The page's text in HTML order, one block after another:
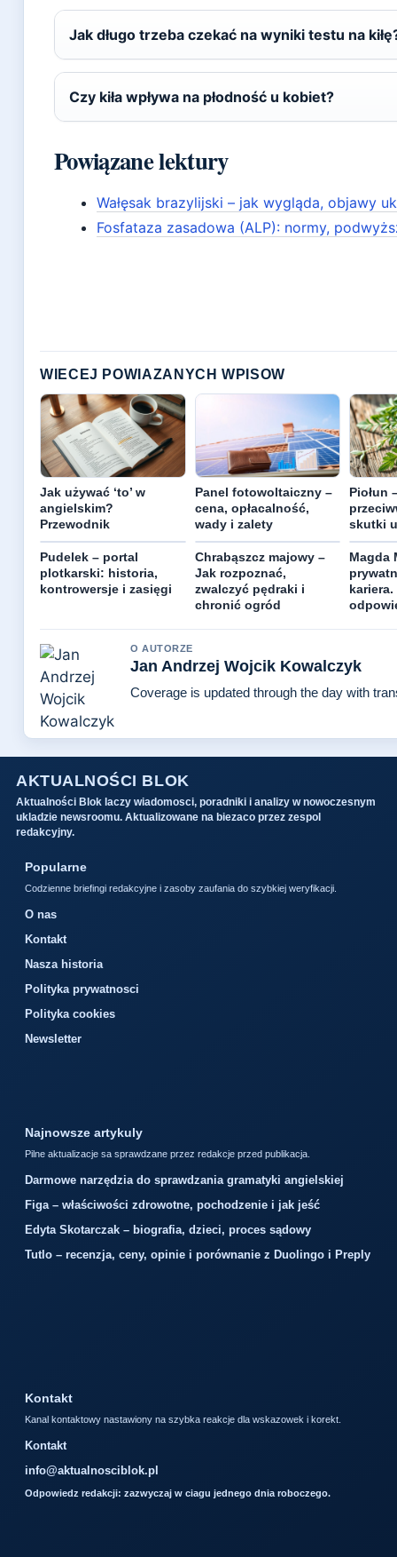
Jak długo trzeba czekać na wyniki testu na
Czy kiła wpływa na płodność u kobiet?
Powiązane lektury
Wałęsak brazylijski – jak wygląda, objawy
Fosfataza zasadowa (ALP): normy,
WIECEJ POWIAZANYCH WPISOW
Jak używać ‘to’ w
angielskim?
Przewodnik
Panel fotowoltaiczny –
cena, opłacalność,
wady i zalety
Piołun
skutki
Pudelek – portal
plotkarski: historia,
kontrowersje i zasięgi
Chrabąszcz majowy –
Jak rozpoznać,
zwalczyć pędraki i
chronić ogród
Magda
O AUTORZE
Jan Andrzej Wojcik Kowalczyk
Coverage is updated through the day with
AKTUALNOŚCI BLOK
Aktualności Blok laczy wiadomosci, poradniki i analizy w nowoczesnym
ukladzie newsroomu. Aktualizowane na biezaco przez zespol
redakcyjny.
Popularne
Codzienne briefingi redakcyjne i zasoby zaufania do szybkiej weryfikacji.
O nas
Kontakt
Nasza historia
Polityka prywatnosci
Polityka cookies
Newsletter
Najnowsze artykuly
Pilne aktualizacje sa sprawdzane przez redakcje przed publikacja.
Darmowe narzędzia do sprawdzania gramatyki angielskiej
Figa – właściwości zdrowotne, pochodzenie i jak jeść
Edyta Skotarczak – biografia, dzieci, proces sądowy
Tutlo – recenzja, ceny, opinie i porównanie z Duolingo i Preply
Kontakt
Kanal kontaktowy nastawiony na szybka reakcje dla wskazowek i korekt.
Kontakt
info@aktualnosciblok.pl
Odpowiedz redakcji: zazwyczaj w ciagu jednego dnia roboczego.